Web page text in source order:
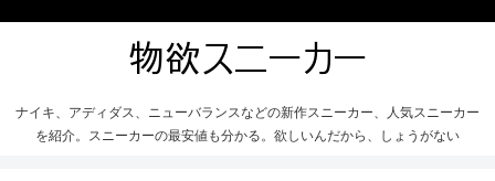
ナイキ、アディダス、ニューバランスなどの新作スニーカー、人気スニーカー
を紹介。スニーカーの最安値も分かる。欲しいんだから、しょうがない